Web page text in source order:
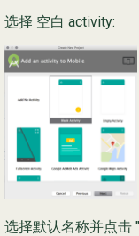
选择 空白 activity:
选择默认名称并点击